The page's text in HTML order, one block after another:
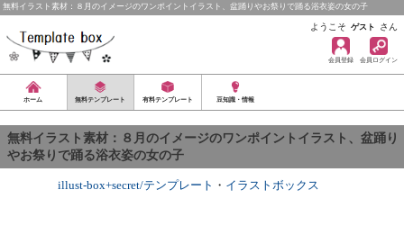
無料イラスト素材：８月のイメージのワンポイントイラスト、盆踊りやお祭りで踊る浴衣姿の女の子
ようこそ ゲスト さん
会員登録 会員ログイン
ホーム 無料テンプレート 有料テンプレート 豆知識・情報
無料イラスト素材：８月のイメージのワンポイントイラスト、盆踊り
やお祭りで踊る浴衣姿の女の子
illust-box+secret/テンプレート ・ イラストボックス